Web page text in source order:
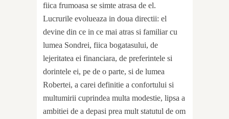
fiica frumoasa se simte atrasa de el.
Lucrurile evolueaza in doua directii: el
devine din ce in ce mai atras si familiar cu
lumea Sondrei, fiica bogatasului, de
lejeritatea ei financiara, de preferintele si
dorintele ei, pe de o parte, si de lumea
Robertei, a carei definitie a confortului si
multumirii cuprindea multa modestie, lipsa a
ambitiei de a depasi prea mult statutul de om